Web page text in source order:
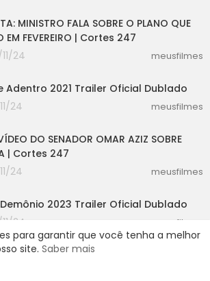
para garantir que você tenha a melhor
site. Saber mais
MINISTRO FALA SOBRE O PLANO QUE
EM FEVEREIRO | Cortes 247
24
meusfilmes
Adentro 2021 Trailer Oficial Dublado
24
meusfilmes
DO SENADOR OMAR AZIZ SOBRE
| Cortes 247
24
meusfilmes
2023 Trailer Oficial Dublado
24
meusfilmes